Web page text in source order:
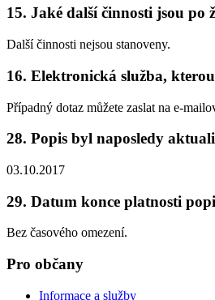
15. Jaké další činnosti jsou po
Další činnosti nejsou stanoveny.
16. Elektronická služba,
Případný dotaz můžete zaslat na e-
28. Popis byl naposledy
03.10.2017
29. Datum konce platnosti
Bez časového omezení.
Pro občany
Informace a služby